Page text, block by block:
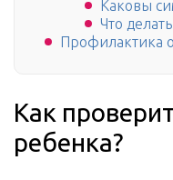
Каковы
Что
Профилактика
Как
ребенка?